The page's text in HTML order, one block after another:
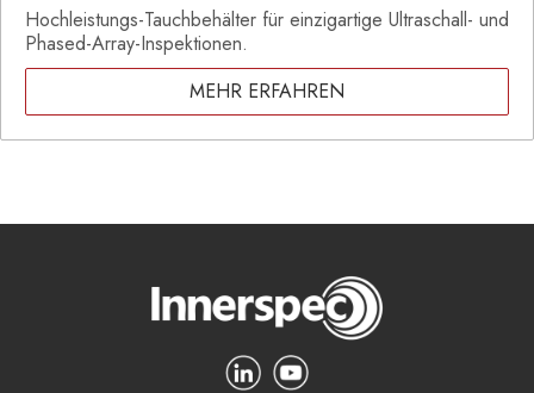
Hochleistungs-Tauchbehälter für einzigartige Ultraschall- und
Phased-Array-Inspektionen.
MEHR ERFAHREN